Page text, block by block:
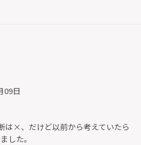
09日
は×、だけど以前から考えていたら
した。